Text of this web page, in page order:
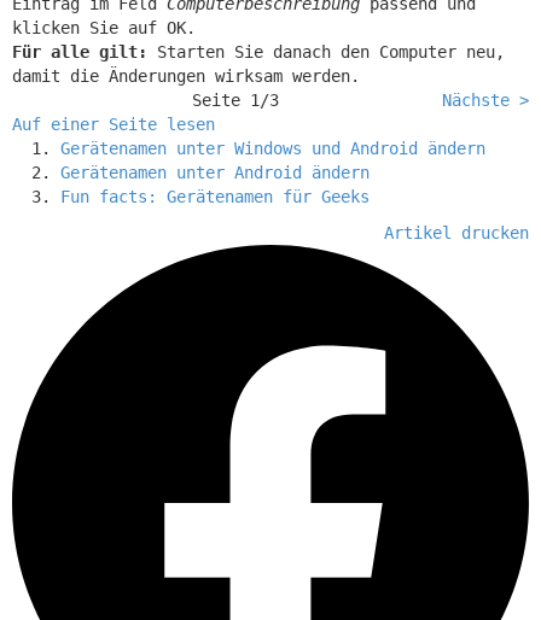
klicken Sie auf OK.
Für alle gilt:
Starten Sie danach den Computer neu,
damit die Änderungen wirksam werden.
Seite 1/3
Nächste >
Auf einer Seite lesen
Gerätenamen unter Windows und Android ändern
Gerätenamen unter Android ändern
Fun facts: Gerätenamen für Geeks
Artikel drucken